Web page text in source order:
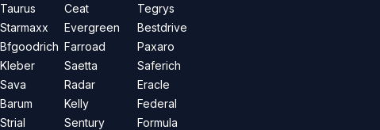
Taurus
Starmaxx
Bfgoodrich
Kleber
Sava
Barum
Strial
Ceat
Evergreen
Farroad
Saetta
Radar
Kelly
Sentury
Tegrys
Bestdrive
Paxaro
Saferich
Eracle
Federal
Formula